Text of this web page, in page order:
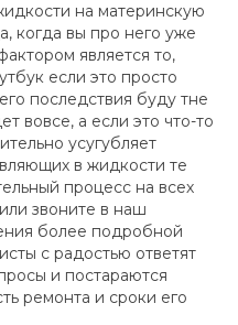
на материнскую
когда вы про него уже
является то,
если это просто
последствия буду тне
вовсе, а если это что-то
усугубляет
в жидкости те
процесс на всех
звоните в наш
более подробной
с радостью ответят
и постараются
ремонта и сроки его